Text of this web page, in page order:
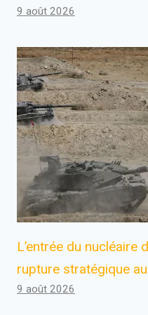
9 août 2026
L’entrée du nucléaire
rupture stratégique
9 août 2026